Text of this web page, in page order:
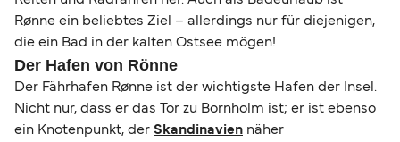
Rønne ein beliebtes Ziel – allerdings nur für diejenigen,
die ein Bad in der kalten Ostsee mögen!
Der Hafen von Rönne
Der Fährhafen Rønne ist der wichtigste Hafen der Insel.
Nicht nur, dass er das Tor zu Bornholm ist; er ist ebenso
ein Knotenpunkt, der Skandinavien näher